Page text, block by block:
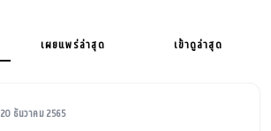
เผยแพร่ล่าสุด เข้าดูล่าสุด
20 ธันวาคม 2565